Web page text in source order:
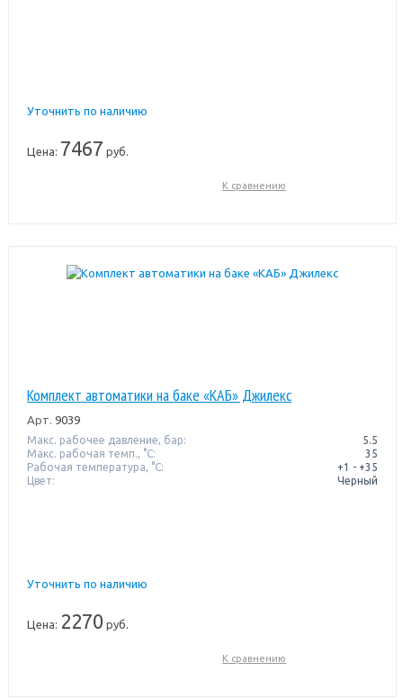
Уточнить по наличию
Цена: 7467 руб.
К сравнению
Комплект автоматики на баке «КАБ» Джилекс
Арт. 9039
Макс. рабочее давление, бар:
5.5
Макс. рабочая темп., °С:
35
Рабочая температура, °C:
+1 - +35
Цвет:
Черный
Уточнить по наличию
Цена: 2270 руб.
К сравнению